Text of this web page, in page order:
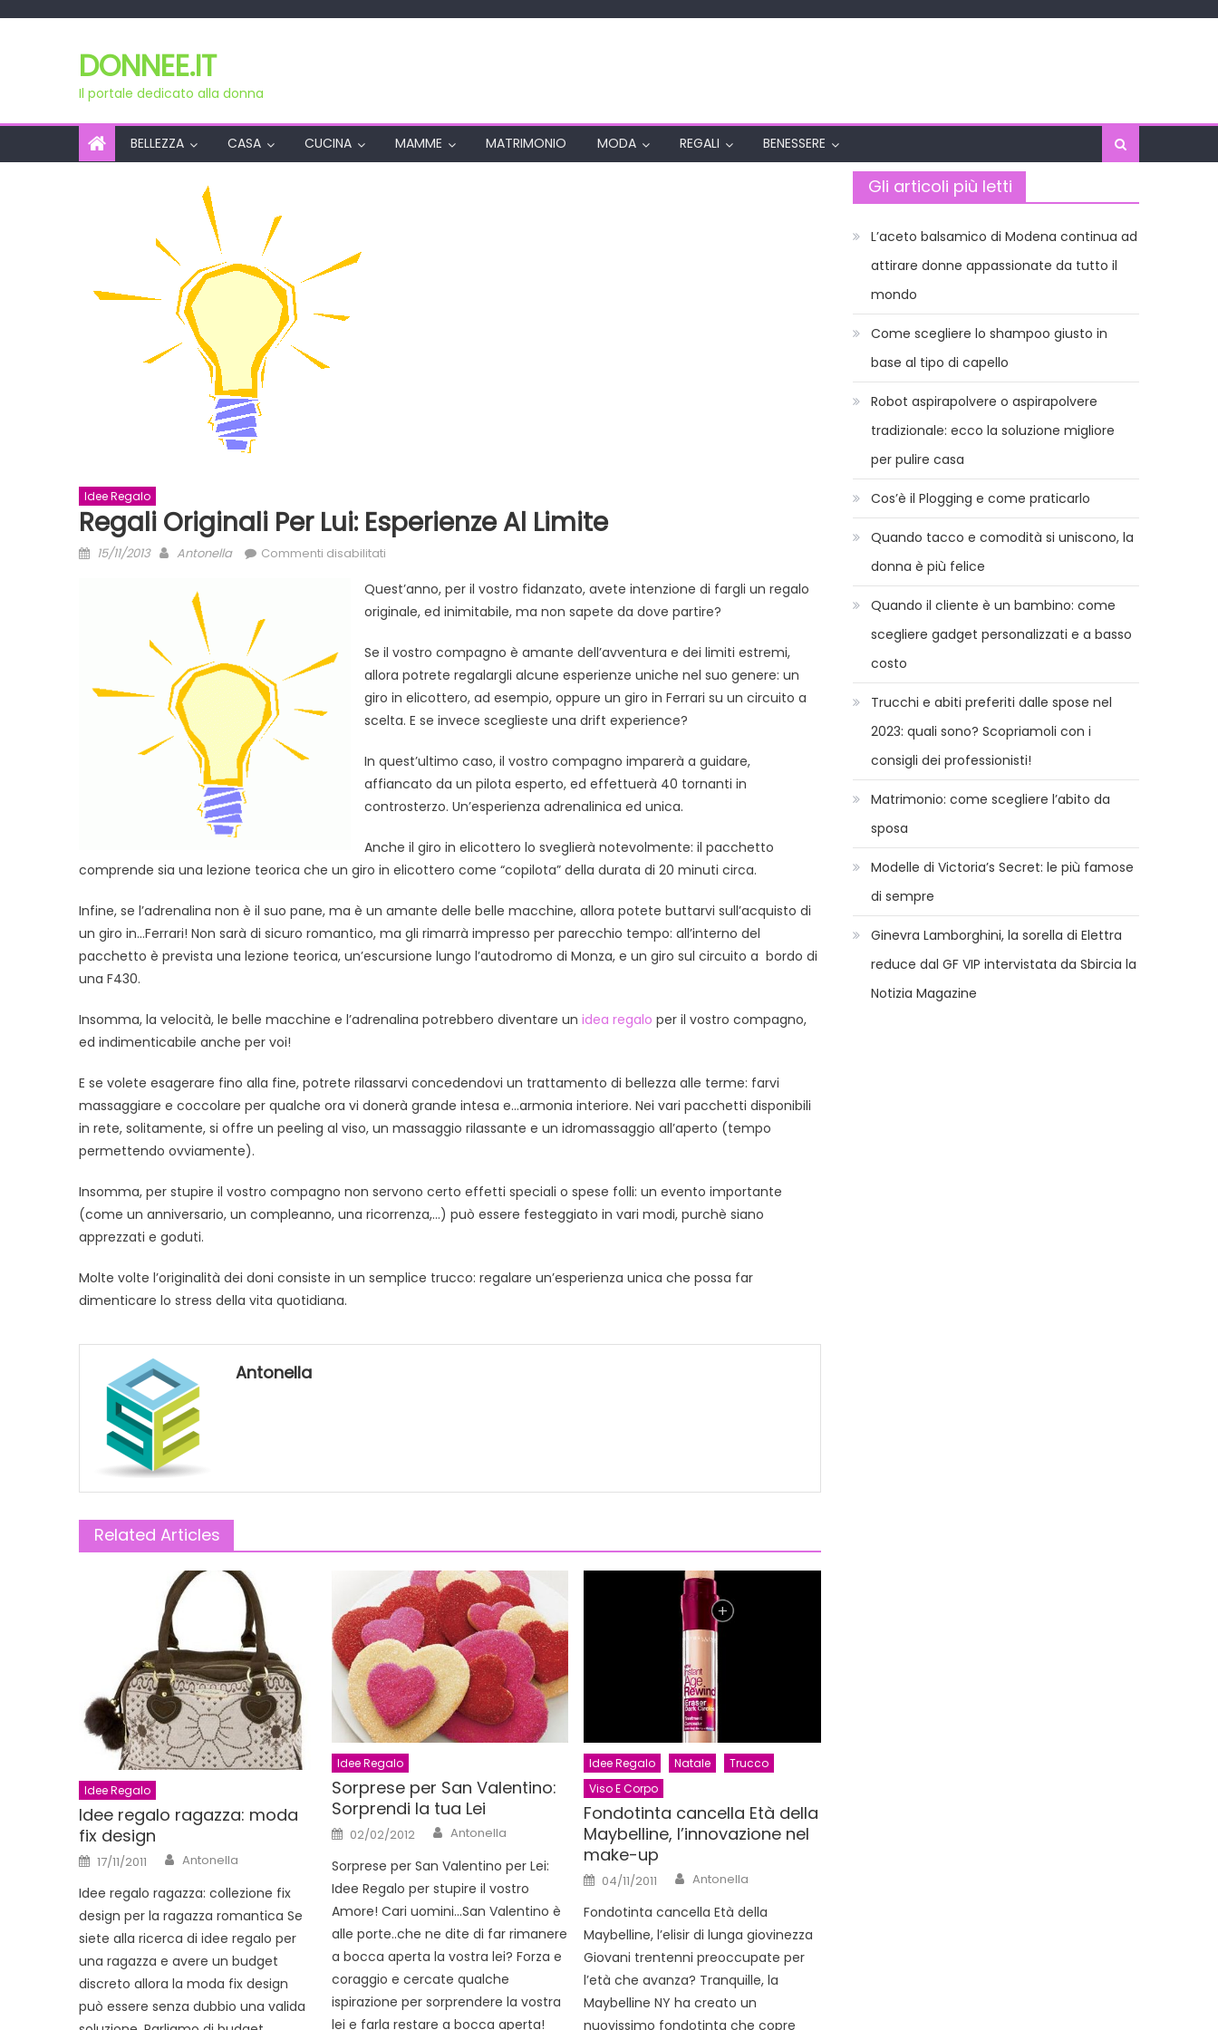
DONNEE.IT
Il portale dedicato alla donna
BELLEZZA CASA CUCINA MAMME MATRIMONIO MODA REGALI BENESSERE
Idee Regalo
Regali Originali Per Lui: Esperienze Al Limite
Posted
15/11/2013 Author
Antonella Commenti disabilitati
originali
per
esperienze
al
limite
Quest’anno, per il vostro fidanzato, avete intenzione di fargli un regalo
originale, ed inimitabile, ma non sapete da dove partire?
Se il vostro compagno è amante dell’avventura e dei limiti estremi,
allora potrete regalargli alcune esperienze uniche nel suo genere: un
giro in elicottero, ad esempio, oppure un giro in Ferrari su un circuito a
scelta. E se invece sceglieste una drift experience?
In quest’ultimo caso, il vostro compagno imparerà a guidare,
affiancato da un pilota esperto, ed effettuerà 40 tornanti in
controsterzo. Un’esperienza adrenalinica ed unica.
Anche il giro in elicottero lo sveglierà notevolmente: il pacchetto
comprende sia una lezione teorica che un giro in elicottero come “copilota” della durata di 20 minuti circa.
Infine, se l’adrenalina non è il suo pane, ma è un amante delle belle macchine, allora potete buttarvi sull’acquisto di
un giro in…Ferrari! Non sarà di sicuro romantico, ma gli rimarrà impresso per parecchio tempo: all’interno del
pacchetto è prevista una lezione teorica, un’escursione lungo l’autodromo di Monza, e un giro sul circuito a bordo di
una F430.
Insomma, la velocità, le belle macchine e l’adrenalina potrebbero diventare un idea regalo per il vostro compagno,
ed indimenticabile anche per voi!
E se volete esagerare fino alla fine, potrete rilassarvi concedendovi un trattamento di bellezza alle terme: farvi
massaggiare e coccolare per qualche ora vi donerà grande intesa e…armonia interiore. Nei vari pacchetti disponibili
in rete, solitamente, si offre un peeling al viso, un massaggio rilassante e un idromassaggio all’aperto (tempo
permettendo ovviamente).
Insomma, per stupire il vostro compagno non servono certo effetti speciali o spese folli: un evento importante
(come un anniversario, un compleanno, una ricorrenza,…) può essere festeggiato in vari modi, purchè siano
apprezzati e goduti.
Molte volte l’originalità dei doni consiste in un semplice trucco: regalare un’esperienza unica che possa far
dimenticare lo stress della vita quotidiana.
Antonella
Related Articles
Idee Regalo
Idee regalo ragazza: moda
fix design
Posted
on
17/11/2011 Author
Antonella
Idee regalo ragazza: collezione fix
design per la ragazza romantica Se
siete alla ricerca di idee regalo per
una ragazza e avere un budget
discreto allora la moda fix design
può essere senza dubbio una valida
Idee Regalo
Sorprese per San Valentino:
Sorprendi la tua Lei
Posted
on
02/02/2012 Author
Antonella
Sorprese per San Valentino per Lei:
Idee Regalo per stupire il vostro
Amore! Cari uomini…San Valentino è
alle porte..che ne dite di far rimanere
a bocca aperta la vostra lei? Forza e
coraggio e cercate qualche
ispirazione per sorprendere la vostra
lei e farla restare a bocca aperta!
Idee Regalo Natale
Trucco
Viso E Corpo
Fondotinta cancella Età della
Maybelline, l’innovazione nel
make-up
Posted
on
04/11/2011 Author
Antonella
Fondotinta cancella Età della
Maybelline, l’elisir di lunga giovinezza
Giovani trentenni preoccupate per
l’età che avanza? Tranquille, la
Maybelline NY ha creato un
nuovissimo fondotinta che copre
Gli articoli più letti
L’aceto balsamico di Modena continua ad
attirare donne appassionate da tutto il
mondo
Come scegliere lo shampoo giusto in
base al tipo di capello
Robot aspirapolvere o aspirapolvere
tradizionale: ecco la soluzione migliore
per pulire casa
Cos’è il Plogging e come praticarlo
Quando tacco e comodità si uniscono, la
donna è più felice
Quando il cliente è un bambino: come
scegliere gadget personalizzati e a basso
costo
Trucchi e abiti preferiti dalle spose nel
2023: quali sono? Scopriamoli con i
consigli dei professionisti!
Matrimonio: come scegliere l’abito da
sposa
Modelle di Victoria’s Secret: le più famose
di sempre
Ginevra Lamborghini, la sorella di Elettra
reduce dal GF VIP intervistata da Sbircia la
Notizia Magazine